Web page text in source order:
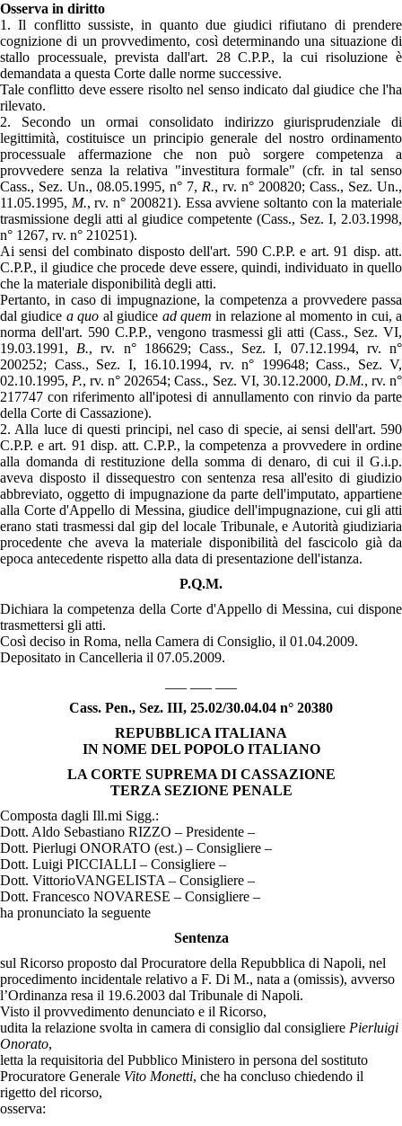
Osserva in diritto
1. Il conflitto sussiste, in quanto due giudici rifiutano di prendere
cognizione di un provvedimento, così determinando una situazione di
stallo processuale, prevista dall'art. 28 C.P.P., la cui risoluzione è
demandata a questa Corte dalle norme successive.
Tale conflitto deve essere risolto nel senso indicato dal giudice che l'ha
rilevato.
2. Secondo un ormai consolidato indirizzo giurisprudenziale di
legittimità, costituisce un principio generale del nostro ordinamento
processuale affermazione che non può sorgere competenza a
provvedere senza la relativa "investitura formale" (cfr. in tal senso
Cass., Sez. Un., 08.05.1995, n° 7, R., rv. n° 200820; Cass., Sez. Un.,
11.05.1995, M., rv. n° 200821). Essa avviene soltanto con la materiale
trasmissione degli atti al giudice competente (Cass., Sez. I, 2.03.1998,
n° 1267, rv. n° 210251).
Ai sensi del combinato disposto dell'art. 590 C.P.P. e art. 91 disp. att.
C.P.P., il giudice che procede deve essere, quindi, individuato in quello
che la materiale disponibilità degli atti.
Pertanto, in caso di impugnazione, la competenza a provvedere passa
dal giudice a quo al giudice ad quem in relazione al momento in cui, a
norma dell'art. 590 C.P.P., vengono trasmessi gli atti (Cass., Sez. VI,
19.03.1991, B., rv. n° 186629; Cass., Sez. I, 07.12.1994, rv. n°
200252; Cass., Sez. I, 16.10.1994, rv. n° 199648; Cass., Sez. V,
02.10.1995, P., rv. n° 202654; Cass., Sez. VI, 30.12.2000, D.M., rv. n°
217747 con riferimento all'ipotesi di annullamento con rinvio da parte
della Corte di Cassazione).
2. Alla luce di questi principi, nel caso di specie, ai sensi dell'art. 590
C.P.P. e art. 91 disp. att. C.P.P., la competenza a provvedere in ordine
alla domanda di restituzione della somma di denaro, di cui il G.i.p.
aveva disposto il dissequestro con sentenza resa all'esito di giudizio
abbreviato, oggetto di impugnazione da parte dell'imputato, appartiene
alla Corte d'Appello di Messina, giudice dell'impugnazione, cui gli atti
erano stati trasmessi dal gip del locale Tribunale, e Autorità giudiziaria
procedente che aveva la materiale disponibilità del fascicolo già da
epoca antecedente rispetto alla data di presentazione dell'istanza.
P.Q.M.
Dichiara la competenza della Corte d'Appello di Messina, cui dispone
trasmettersi gli atti.
Così deciso in Roma, nella Camera di Consiglio, il 01.04.2009.
Depositato in Cancelleria il 07.05.2009.
Cass. Pen., Sez. III, 25.02/30.04.04 n° 20380
REPUBBLICA ITALIANA
IN NOME DEL POPOLO ITALIANO
LA CORTE SUPREMADI CASSAZIONE
TERZA SEZIONE PENALE
Composta dagli Ill.mi Sigg.:
Dott. Aldo Sebastiano RIZZO – Presidente –
Dott. Pierlugi ONORATO (est.) – Consigliere –
Dott. Luigi PICCIALLI – Consigliere –
Dott. VittorioVANGELISTA – Consigliere –
Dott. Francesco NOVARESE – Consigliere –
ha pronunciato la seguente
Sentenza
sul Ricorso proposto dal Procuratore della Repubblica di Napoli, nel
procedimento incidentale relativo a F. Di M., nata a (omissis), avverso
l’Ordinanza resa il 19.6.2003 dal Tribunale di Napoli.
Visto il provvedimento denunciato e il Ricorso,
udita la relazione svolta in camera di consiglio dal consigliere Pierluigi
Onorato,
letta la requisitoria del Pubblico Ministero in persona del sostituto
Procuratore Generale Vito Monetti, che ha concluso chiedendo il
rigetto del ricorso,
osserva: